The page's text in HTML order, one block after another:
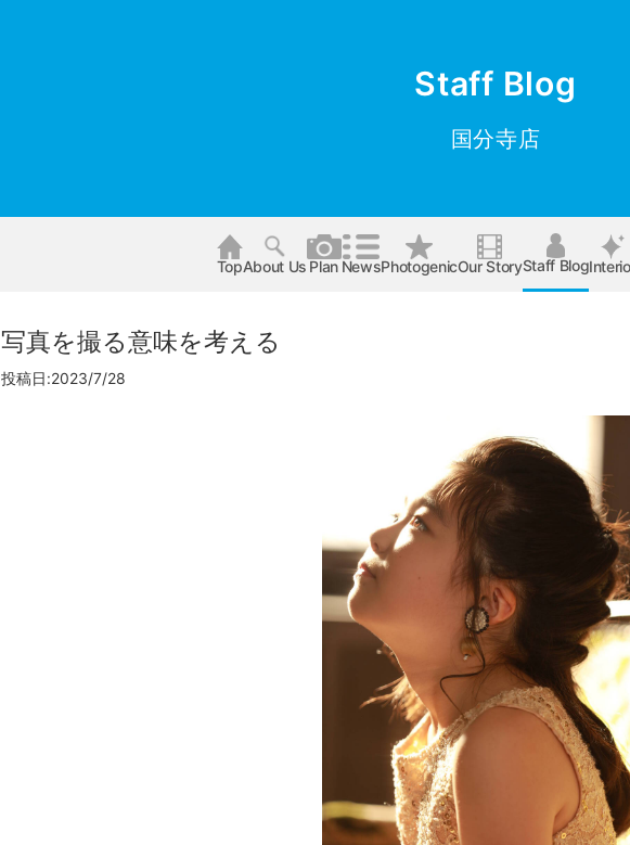
Staff Blog
国分寺店
TopAbout Us Plan NewsPhotogenicOur StoryStaff Blog
写真を撮る意味を考える
投稿日:2023/7/28